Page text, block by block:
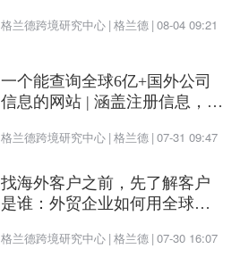
格兰德跨境研究中心 | 格兰德 | 08-04 09:21
一个能查询全球6亿+国外公司
信息的网站 | 涵盖注册信息，股
格兰德跨境研究中心 | 格兰德 | 07-31 09:47
找海外客户之前，先了解客户
是谁：外贸企业如何用全球企
格兰德跨境研究中心 | 格兰德 | 07-30 16:07